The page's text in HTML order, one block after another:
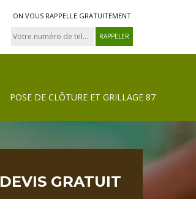
ON VOUS RAPPELLE GRATUITEMENT
POSE DE CLÔTURE ET GRILLAGE 87
DEVIS GRATUIT